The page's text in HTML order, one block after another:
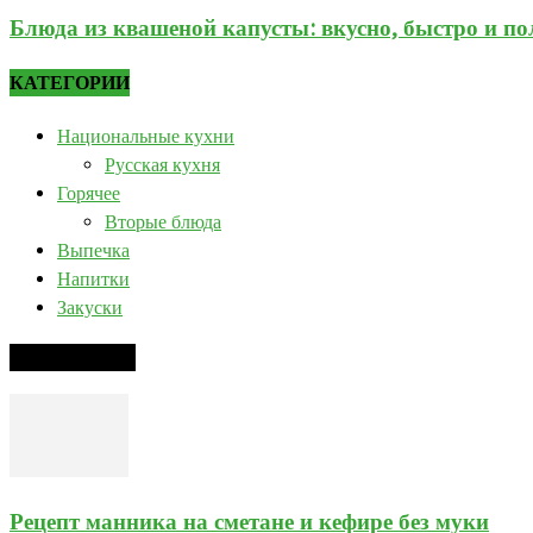
Блюда из квашеной капусты: вкусно, быстро и
КАТЕГОРИИ
Национальные кухни
Русская кухня
Горячее
Вторые блюда
Выпечка
Напитки
Закуски
Рецепт манника на сметане и кефире без муки